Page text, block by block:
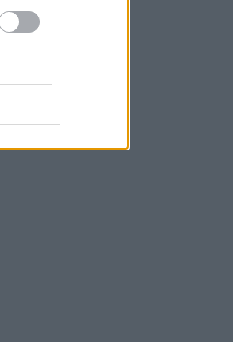
Σε εξέλιξη πυρκαγιά στην Αγία Μαρίνα
Ηλείας - Επιχειρούν ισχυρές επίγειες